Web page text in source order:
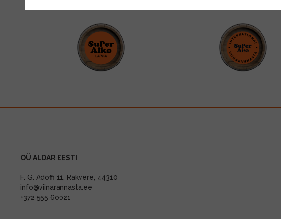
OÜ ALDAR EESTI
F. G. Adoffi 11, Rakvere, 44310
info@viinarannasta.ee
+372 555 60021